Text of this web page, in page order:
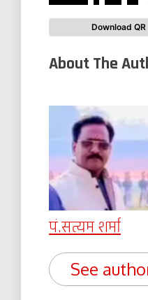
Download QR
About The
पं.सत्यम शर्मा
See